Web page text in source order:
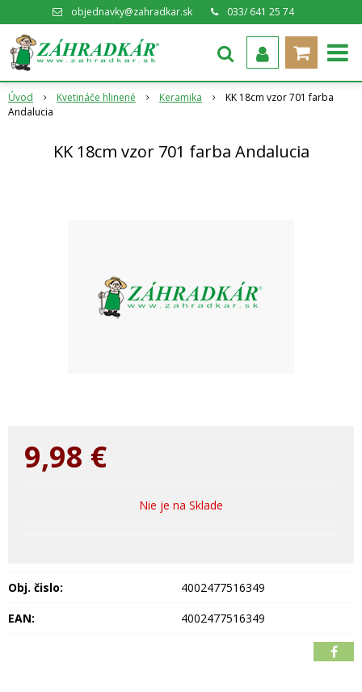
objednavky@zahradkar.sk 033/ 641 25 74
Úvod Kvetináče hlinené Keramika
KK 18cm vzor 701 farba
Andalucia
KK 18cm vzor 701 farba Andalucia
9,98 €
Nie je na Sklade
Obj. čislo:
4002477516349
EAN:
4002477516349